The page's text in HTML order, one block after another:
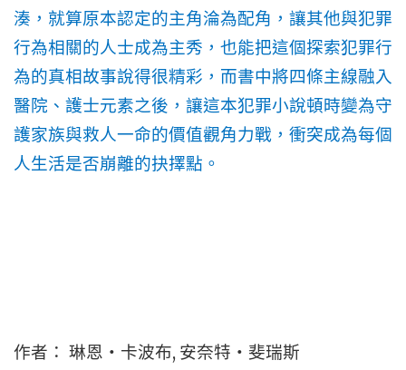
湊，就算原本認定的主角淪為配角，讓其他與犯罪
行為相關的人士成為主秀，也能把這個探索犯罪行
為的真相故事說得很精彩，而書中將四條主線融入
醫院、護士元素之後，讓這本犯罪小說頓時變為守
護家族與救人一命的價值觀角力戰，衝突成為每個
人生活是否崩離的抉擇點。
作者： 琳恩‧卡波布, 安奈特‧斐瑞斯